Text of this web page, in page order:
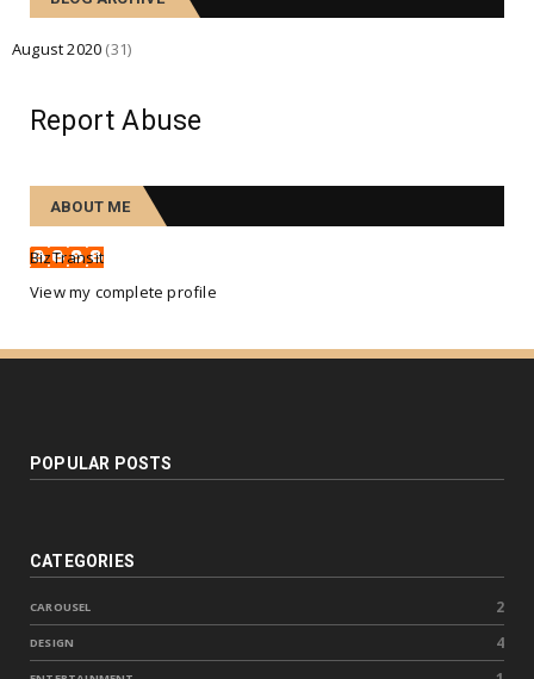
August 2020 (31)
Report Abuse
ABOUT ME
BizTransit
View my complete profile
POPULAR POSTS
CATEGORIES
CAROUSEL 2
DESIGN 4